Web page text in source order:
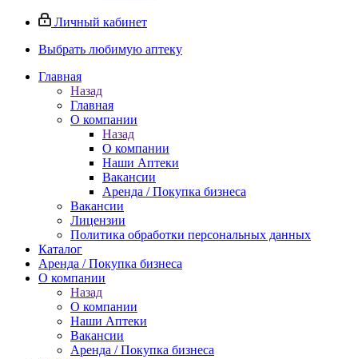
Личный кабинет
Выбрать любимую аптеку
Главная
Назад
Главная
О компании
Назад
О компании
Наши Аптеки
Вакансии
Аренда / Покупка бизнеса
Вакансии
Лицензии
Политика обработки персональных данных
Каталог
Аренда / Покупка бизнеса
О компании
Назад
О компании
Наши Аптеки
Вакансии
Аренда / Покупка бизнеса